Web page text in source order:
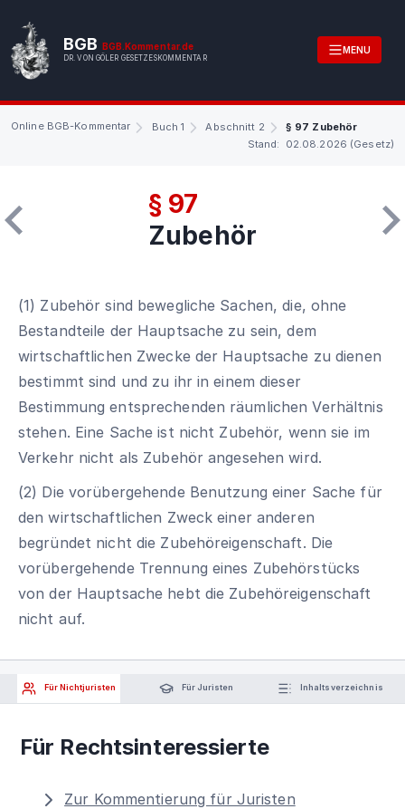
BGB BGB.Kommentar.de
DR. VON GÖLER GESETZESKOMMENTAR
MENU
Online BGB-Kommentar Buch 1 Abschnitt 2
§ 97 Zubehör
Stand: 02.08.2026 (Gesetz)
§ 97
Zubehör
(1) Zubehör sind bewegliche Sachen, die, ohne
Bestandteile der Hauptsache zu sein, dem
wirtschaftlichen Zwecke der Hauptsache zu dienen
bestimmt sind und zu ihr in einem dieser
Bestimmung entsprechenden räumlichen Verhältnis
stehen. Eine Sache ist nicht Zubehör, wenn sie im
Verkehr nicht als Zubehör angesehen wird.
(2) Die vorübergehende Benutzung einer Sache für
den wirtschaftlichen Zweck einer anderen
begründet nicht die Zubehöreigenschaft. Die
vorübergehende Trennung eines Zubehörstücks
von der Hauptsache hebt die Zubehöreigenschaft
nicht auf.
Für Nichtjuristen Für Juristen Inhaltsverzeichnis
Für Rechtsinteressierte
Zur Kommentierung für Juristen